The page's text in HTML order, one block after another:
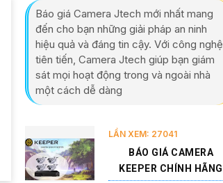
Báo giá Camera Jtech mới nhất mang
đến cho bạn những giải pháp an ninh
hiệu quả và đáng tin cậy. Với công nghệ
tiên tiến, Camera Jtech giúp bạn giám
sát mọi hoạt động trong và ngoài nhà
một cách dễ dàng
LẦN XEM: 27041
BÁO GIÁ CAMERA
KEEPER CHÍNH HÃNG